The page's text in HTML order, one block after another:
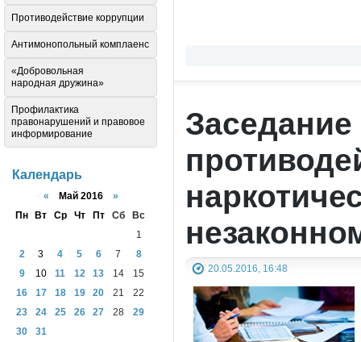
20.05.2016, 16:48
Противодействие коррупции
Антимонопольный комплаенс
«Добровольная
народная дружина»
Профилактика
правонарушений и правовое
информирование
Календарь
« Май 2016 »
Пн
Вт Ср Чт Пт Сб
Вс
1
2
3 4 5 6 7
8
9
10 11 12 13 14
15
16
17 18 19 20 21
22
23
24 25 26 27 28
29
30
31